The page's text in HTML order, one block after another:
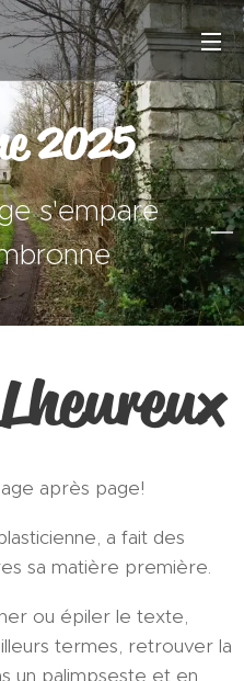
2025
s'empare
après page!
a fait des
sa matière première.
ou épiler le texte,
termes, retrouver la
un palimpseste et en